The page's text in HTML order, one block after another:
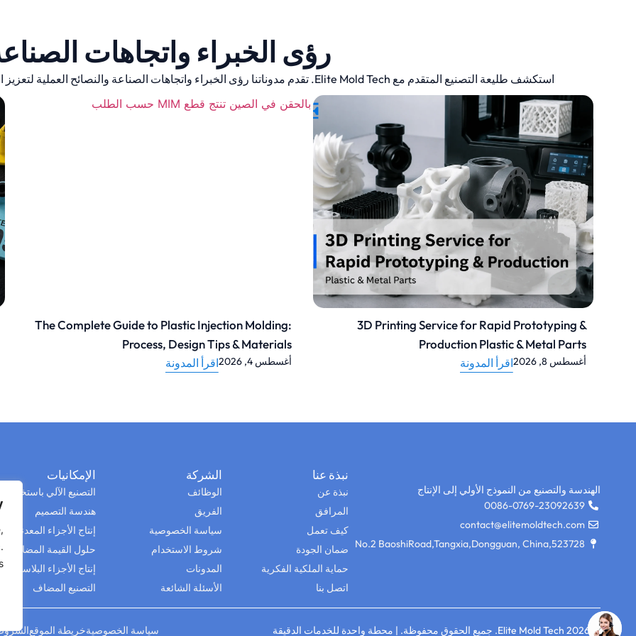
رؤى الخبراء واتجاهات
استكشف طليعة التصنيع المتقدم مع Elite Mold Tech. تقدم مدوناتنا رؤى الخبراء واتجاهات الصناعة والنصائح العملية لتعزيز الكفاءة والدقة والابتكار في عمليات الإنتاج الخاصة بك.
The Complete Guide to Plastic Injection Molding:
Process, Design Tips & Materials
أغسطس 4, 2026 اقرأ المدونة
أقراط الأذن المتينة للماشية: الدليل الشامل لتتبع
المزرعة
11 يونيو 2026 اقرأ المدونة
الهندسة والتصنيع من النموذج الأولي إلى الإنتاج
0086-0769-23092639
contact@elitemoldtech.com
No.2 BaoshiRoad,Tangxia,Dongguan, China,523728
نبذة عنا
نبذة عن
المرافق
كيف تعمل
ضمان الجودة
حماية الملكية الفكرية
اتصل بنا
الشركة
الوظائف
الفريق
سياسة الخصوصية
شروط الاستخدام
المدونات
الأسئلة الشائعة
الإمكانيات
التصنيع الآلي
هندسة التصميم
إنتاج الأجزاء المعدنية
حلول القيمة المضافة
إنتاج الأجزاء البلاستيكية
التصنيع المضاف
© 2026 Elite Mold Tech. جميع الحقوق محفوظة. | محطة واحدة للخدمات الدقيقة سياسة الخصوصيةخريطة الموقع